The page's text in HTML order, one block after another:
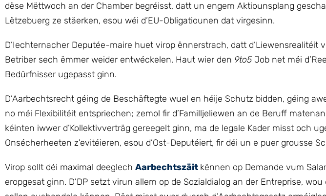
dëse Mëttwoch an der Chamber begréisst, datt un engem Aktiounsplang
Lëtzebuerg ze stäerken, esou wéi d’EU-Obligatiounen dat virgesinn.
D’Iechternacher Deputée-maire huet virop ënnerstrach, datt d’Liewensrealitéit
Betriber sech ëmmer weider entwéckelen. Haut wier den 9to5 Job net méi
Bedürfnisser ugepasst ginn.
D’Aarbechtsrecht géing de Beschäftegte wuel en héije Schutz bidden, géing
no méi Flexibilitéit entspriechen; zemol fir d’Familljeliewen an de Beruff
kéinten iwwer d’Kollektivverträg gereegelt ginn, ma de legale Kader misst och
Onsécherheeten z’evitéieren, esou d’Ost-Deputéiert, fir déi un e puer grousse
Virop sollt déi maximal deeglech Aarbechtszäit kënnen op Demande vum
eropgesat ginn. D’DP setzt virun allem op de Sozialdialog an der Entreprise,